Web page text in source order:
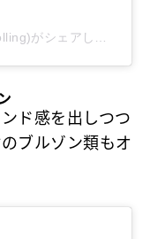
ド感を出しつつ
ブルゾン類もオ